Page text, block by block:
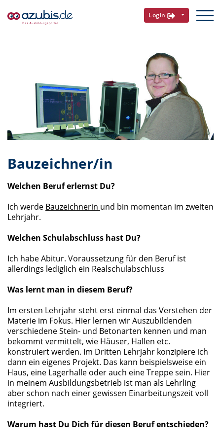
Login
Bauzeichner/in
Welchen Beruf erlernst Du?
Ich werde Bauzeichnerin und bin momentan im zweiten
Lehrjahr.
Welchen Schulabschluss hast Du?
Ich habe Abitur. Voraussetzung für den Beruf ist
allerdings lediglich ein Realschulabschluss
Was lernt man in diesem Beruf?
Im ersten Lehrjahr steht erst einmal das Verstehen der
Materie im Fokus. Hier lernen wir Auszubildenden
verschiedene Stein- und Betonarten kennen und man
bekommt vermittelt, wie Häuser, Hallen etc.
konstruiert werden. Im Dritten Lehrjahr konzipiere ich
dann ein eigenes Projekt. Das kann beispielsweise ein
Haus, eine Lagerhalle oder auch eine Treppe sein. Hier
in meinem Ausbildungsbetrieb ist man als Lehrling
aber schon nach einer gewissen Einarbeitungszeit voll
integriert.
Warum hast Du Dich für diesen Beruf entschieden?